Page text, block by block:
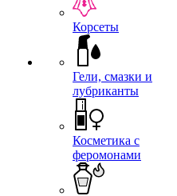
Корсеты
Гели, смазки и
лубриканты
Косметика с
феромонами